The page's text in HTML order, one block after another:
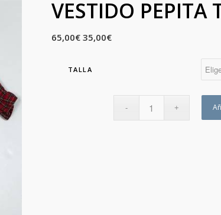
VESTIDO PEPITA
65,00€ 35,00€
TALLA